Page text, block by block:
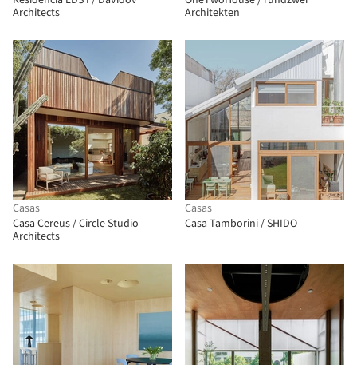
Architects
Architekten
Casas
Casa Cereus / Circle Studio
Architects
Casas
Casa Tamborini / SHIDO